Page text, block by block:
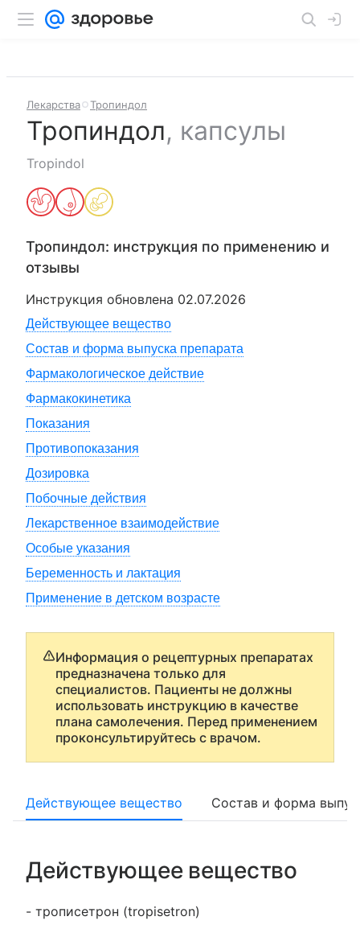
Лекарства Тропиндол
Тропиндол, капсулы
Tropindol
Тропиндол: инструкция по применению и
отзывы
Инструкция обновлена 02.07.2026
Действующее вещество
Состав и форма выпуска препарата
Фармакологическое действие
Фармакокинетика
Показания
Противопоказания
Дозировка
Побочные действия
Лекарственное взаимодействие
Особые указания
Беременность и лактация
Применение в детском возрасте
Информация о рецептурных препаратах
предназначена только для
специалистов. Пациенты не должны
использовать инструкцию в качестве
плана самолечения. Перед применением
проконсультируйтесь с врачом.
Действующее вещество Состав и форма
Действующее вещество
- трописетрон (tropisetron)